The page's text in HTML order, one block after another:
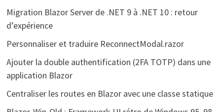
Migration Blazor Server de .NET 9 à .NET 10 : retour
d’expérience
Personnaliser et traduire ReconnectModal.razor
Ajouter la double authentification (2FA TOTP) dans une
application Blazor
Centraliser les routes en Blazor avec une classe statique